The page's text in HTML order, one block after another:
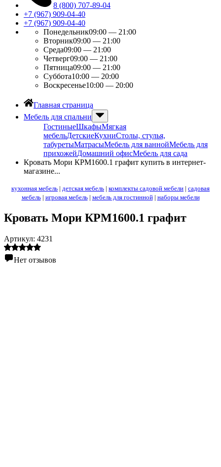
8 (800) 707-89-04
+7 (967) 909-04-40
+7 (967) 909-04-40
Понедельник09:00 — 21:00
Вторник09:00 — 21:00
Среда09:00 — 21:00
Четверг09:00 — 21:00
Пятница09:00 — 21:00
Суббота10:00 — 20:00
Воскресенье10:00 — 20:00
Главная страница
Мебель для спальни
ГостиныеШкафыМягкая
мебельДетскиеКухниСтолы, стулья,
табуретыМатрасыМебель для ваннойМебель для
прихожейДомашний офисМебель для сада
Кровать Мори КРМ1600.1 графит купить в интернет-
магазине...
кухонная мебель | детская мебель | комплекты садовой мебели | садовая
мебель| игровая мебель| мебель для гостинной| наборы мебели
Кровать Мори КРМ1600.1 графит
Артикул: 4231
Нет отзывов